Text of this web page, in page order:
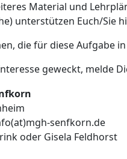
Material und
unterstützen Euch/Sie
die für diese Aufgabe
geweckt, melde
senfkorn.de
oder Gisela Feldhorst